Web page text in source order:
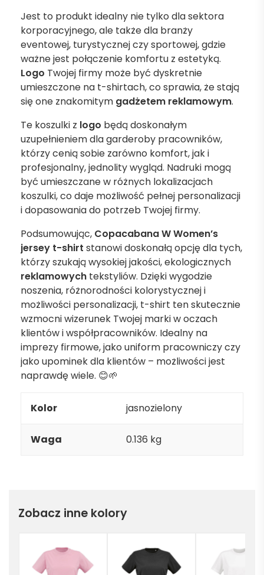
Jest to produkt idealny nie tylko dla sektora
korporacyjnego, ale także dla branży
eventowej, turystycznej czy sportowej, gdzie
ważne jest połączenie komfortu z estetyką.
Logo Twojej firmy może być dyskretnie
umieszczone na t-shirtach, co sprawia, że stają
się one znakomitym gadżetem reklamowym.
Te koszulki z logo będą doskonałym
uzupełnieniem dla garderoby pracowników,
którzy cenią sobie zarówno komfort, jak i
profesjonalny, jednolity wygląd. Nadruki mogą
być umieszczane w różnych lokalizacjach
koszulki, co daje możliwość pełnej personalizacji
i dopasowania do potrzeb Twojej firmy.
Podsumowując, Copacabana W Women’s
jersey t-shirt stanowi doskonałą opcję dla tych,
którzy szukają wysokiej jakości, ekologicznych
reklamowych tekstyliów. Dzięki wygodzie
noszenia, różnorodności kolorystycznej i
możliwości personalizacji, t-shirt ten skutecznie
wzmocni wizerunek Twojej marki w oczach
klientów i współpracowników. Idealny na
imprezy firmowe, jako uniform pracowniczy czy
jako upominek dla klientów – możliwości jest
naprawdę wiele. 😊🌱
Kolor jasnozielony
Waga 0.136 kg
Zobacz inne kolory